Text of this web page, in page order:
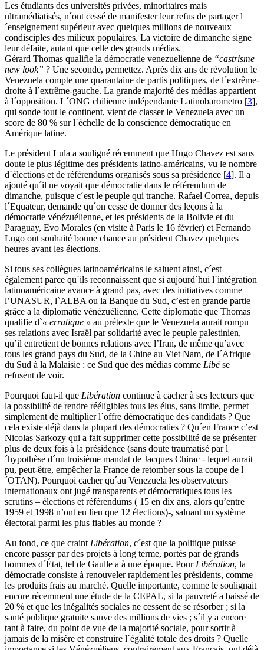
Les étudiants des universités privées, minoritaires mais
ultramédiatisés, n´ont cessé de manifester leur refus de partager l
´enseignement supérieur avec quelques millions de nouveaux
condisciples des milieux populaires. La victoire de dimanche signe
leur défaite, autant que celle des grands médias.
Gérard Thomas qualifie la démocratie venezuelienne de “castrisme
new look” ? Une seconde, permettez. Après dix ans de révolution le
Venezuela compte une quarantaine de partis politiques, de l´extrême-
droite à l´extrême-gauche. La grande majorité des médias appartient
à l´opposition. L´ONG chilienne indépendante Latinobarometro [3],
qui sonde tout le continent, vient de classer le Venezuela avec un
score de 80 % sur l´échelle de la conscience démocratique en
Amérique latine.
Le président Lula a souligné récemment que Hugo Chavez est sans
doute le plus légitime des présidents latino-américains, vu le nombre
d´élections et de référendums organisés sous sa présidence [4]. Il a
ajouté qu´il ne voyait que démocratie dans le référendum de
dimanche, puisque c´est le peuple qui tranche. Rafael Correa, depuis
l´Equateur, demande qu´on cesse de donner des leçons à la
démocratie vénézuélienne, et les présidents de la Bolivie et du
Paraguay, Evo Morales (en visite à Paris le 16 février) et Fernando
Lugo ont souhaité bonne chance au président Chavez quelques
heures avant les élections.
Si tous ses collègues latinoaméricains le saluent ainsi, c´est
également parce qu´ils reconnaissent que si aujourd`hui l´ìntégration
latinoaméricaine avance à grand pas, avec des initiatives comme
l’UNASUR, l`ALBA ou la Banque du Sud, c’est en grande partie
grâce a la diplomatie vénézuélienne. Cette diplomatie que Thomas
qualifie d`« erratique » au prétexte que le Venezuela aurait rompu
ses relations avec Israël par solidarité avec le peuple palestinien,
qu’il entretient de bonnes relations avec l’Iran, de même qu’avec
tous les grand pays du Sud, de la Chine au Viet Nam, de l´Afrique
du Sud à la Malaisie : ce Sud que des médias comme Libése
refusent de voir.
Pourquoi faut-il que Libération continue à cacher à ses lecteurs que
la possibilité de rendre rééligibles tous les élus, sans limite, permet
simplement de multiplier l´offre démocratique des candidats ? Que
cela existe déjà dans la plupart des démocraties ? Qu´en France c’est
Nicolas Sarkozy qui a fait supprimer cette possibilité de se présenter
plus de deux fois à la présidence (sans doute traumatisé par l
´hypothèse d´un troisième mandat de Jacques Chirac - lequel aurait
pu, peut-être, empêcher la France de retomber sous la coupe de l
´OTAN). Pourquoi cacher qu´au Venezuela les observateurs
internationaux ont jugé transparents et démocratiques tous les
scrutins – élections et référendums ( 15 en dix ans, alors qu’entre
1959 et 1998 n’ont eu lieu que 12 élections)-, saluant un système
électoral parmi les plus fiables au monde ?
Au fond, ce que craint Libération, c´est que la politique puisse
encore passer par des projets à long terme, portés par de grands
hommes d´État, tel de Gaulle a à une époque. Pour Libération, la
démocratie consiste à renouveler rapidement les présidents, comme
les produits frais au marché. Quelle importante, comme le soulignait
encore récemment une étude de la CEPAL, si la pauvreté a baissé de
20 % et que les inégalités sociales ne cessent de se résorber ; si la
santé publique gratuite sauve des millions de vies ; s´il y a encore
tant à faire, du point de vue de la majorité sociale, pour sortir à
jamais de la misère et construire l´égalité totale des droits ? Quelle